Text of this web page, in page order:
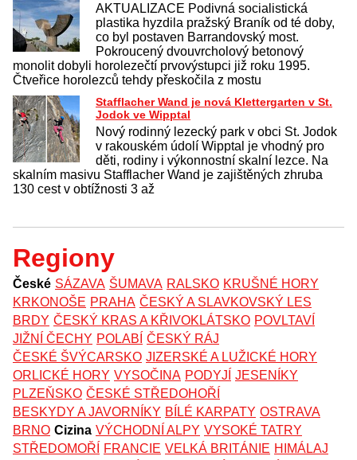
AKTUALIZACE Podivná socialistická
plastika hyzdila pražský Braník od té doby,
co byl postaven Barrandovský most.
Pokroucený dvouvrcholový betonový
monolit dobyli horolezečtí prvovýstupci již roku 1995.
Čtveřice horolezců tehdy přeskočila z mostu
Stafflacher Wand je nová Klettergarten v St.
Jodok ve Wipptal
Nový rodinný lezecký park v obci St. Jodok
v rakouském údolí Wipptal je vhodný pro
děti, rodiny i výkonnostní skalní lezce. Na
skalním masivu Stafflacher Wand je zajištěných zhruba
130 cest v obtížnosti 3 až
Regiony
České SÁZAVA ŠUMAVA RALSKO KRUŠNÉ HORY
KRKONOŠE PRAHA ČESKÝ A SLAVKOVSKÝ LES
BRDY ČESKÝ KRAS A KŘIVOKLÁTSKO POVLTAVÍ
JIŽNÍ ČECHY POLABÍ ČESKÝ RÁJ
ČESKÉ ŠVÝCARSKO JIZERSKÉ A LUŽICKÉ HORY
ORLICKÉ HORY VYSOČINA PODYJÍ JESENÍKY
PLZEŇSKO ČESKÉ STŘEDOHOŘÍ
BESKYDY A JAVORNÍKY BÍLÉ KARPATY OSTRAVA
BRNO Cizina VÝCHODNÍ ALPY VYSOKÉ TATRY
STŘEDOMOŘÍ
FRANCIE VELKÁ BRITÁNIE HIMÁLAJ